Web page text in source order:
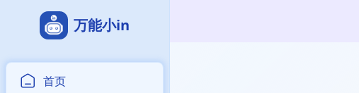
万能小in
首页